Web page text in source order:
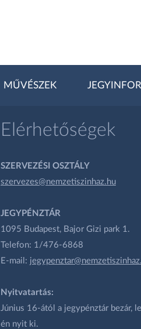
MŰVÉSZEK
Elérhetőségek
SZERVEZÉSI OSZTÁLY
szervezes@nemzetiszinhaz.hu
JEGYPÉNZTÁR
1095 Budapest, Bajor Gizi park 1.
Telefon: 1/476-6868
E-mail:
Nyitvatartás:
Június 16-ától a jegypénztár bezár,
én nyit ki.